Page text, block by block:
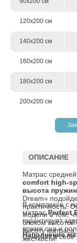
120х200 см
140х200 см
160х200 см
180х200 см
200х200 см
ОПИСАНИЕ
Матрас средней
comfort high-
высота
Dream»
практичность.
модели в том,
блоком
высоту
жесткости!
В комплексе с
матрас Perfect
гарантирует
время сна и
сочетает в себе
Наполнение